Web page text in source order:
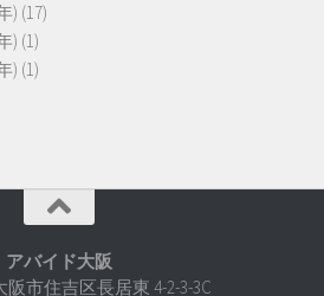
) (17)
) (1)
) (1)
アバイド大阪
阪市住吉区長居東 4-2-3-3C